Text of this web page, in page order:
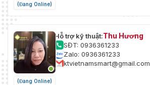
(Đang Online)
(Đang Online)
Hỗ trợ kỹ thuật:Thu Hương
SĐT: 0936361233
Zalo: 0936361233
ktvietnamsmart@gmail.com